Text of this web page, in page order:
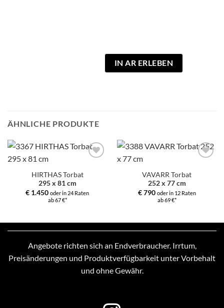
IN AR ERLEBEN
ÄHNLICHE PRODUKTE
Auswahl
hinzufügen
HIRTHAS Torbat
295 x 81 cm
€ 1.450 oder in 24 Raten
ab 67 €*
Auswahl
hinzufügen
VAVARR Torbat
252 x 77 cm
€790 oder in 12 Raten
ab 69 €*
Angebote richten sich an Endverbraucher. Irrtum,
Preisänderungen und Produktverfügbarkeit unter Vorbehalt
und ohne Gewähr.